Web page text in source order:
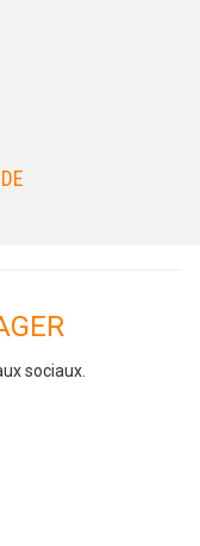
sociaux.